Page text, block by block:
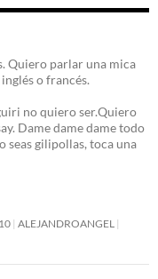
Quiero parlar una mica
o francés.
no quiero ser.Quiero
Dame dame dame todo
seas gilipollas, toca una
ALEJANDROANGEL